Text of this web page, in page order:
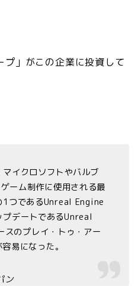
プ」がこの企業に投資して
イクロソフトやバルブ
ーム制作に使用される最
1つであるUnreal Engine
プデートであるUnreal
のプレイ・トゥ・アー
易になった。
ン